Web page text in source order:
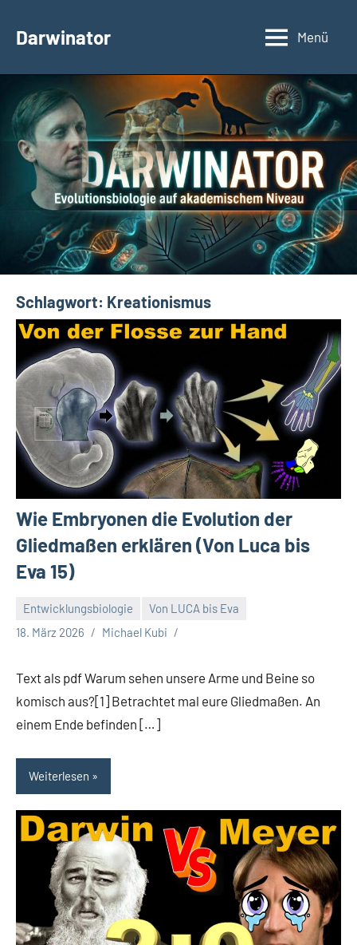
InhaltDarwinator
Evolutionsbiologie
Menü
Schlagwort: Kreationismus
Wie Embryonen die Evolution der
Gliedmaßen erklären (Von Luca bis
Eva 15)
Entwicklungsbiologie
Von LUCA bis Eva
18. März 2026
Michael Kubi
Text als pdf Warum sehen unsere Arme und Beine so
komisch aus?[1] Betrachtet mal eure Gliedmaßen. An
einem Ende befinden […]
Weiterlesen